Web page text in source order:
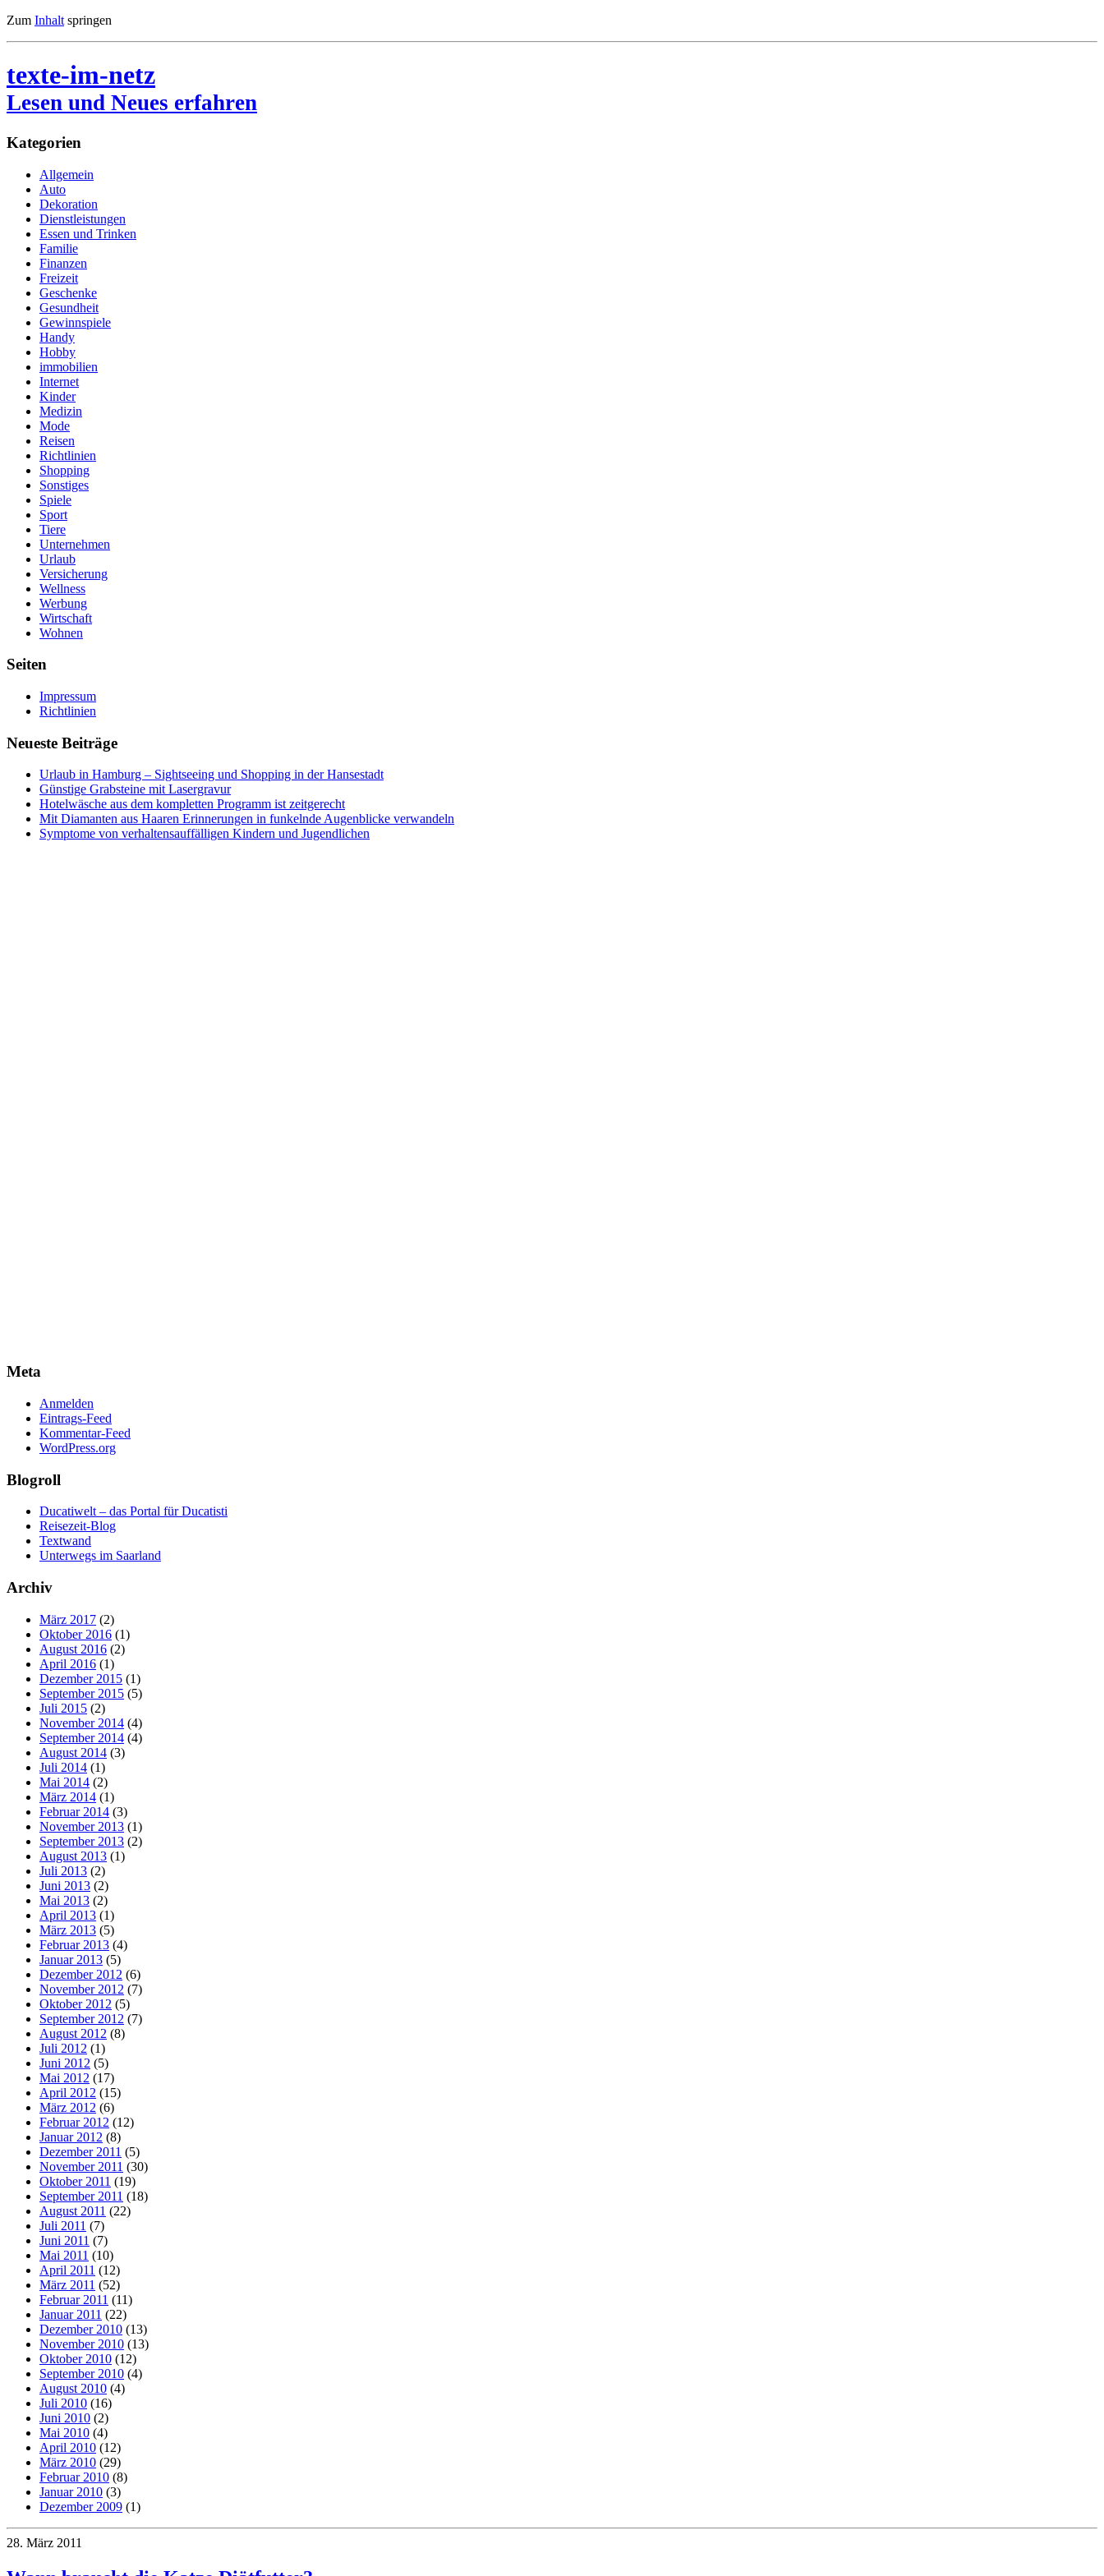
Zum Inhalt springen
texte-im-netz
Lesen und Neues erfahren
Kategorien
Allgemein
Auto
Dekoration
Dienstleistungen
Essen und Trinken
Familie
Finanzen
Freizeit
Geschenke
Gesundheit
Gewinnspiele
Handy
Hobby
immobilien
Internet
Kinder
Medizin
Mode
Reisen
Richtlinien
Shopping
Sonstiges
Spiele
Sport
Tiere
Unternehmen
Urlaub
Versicherung
Wellness
Werbung
Wirtschaft
Wohnen
Seiten
Impressum
Richtlinien
Neueste Beiträge
Urlaub in Hamburg – Sightseeing und Shopping in der Hansestadt
Günstige Grabsteine mit Lasergravur
Hotelwäsche aus dem kompletten Programm ist zeitgerecht
Mit Diamanten aus Haaren Erinnerungen in funkelnde Augenblicke verwandeln
Symptome von verhaltensauffälligen Kindern und Jugendlichen
Meta
Anmelden
Eintrags-Feed
Kommentar-Feed
WordPress.org
Blogroll
Ducatiwelt – das Portal für Ducatisti
Reisezeit-Blog
Textwand
Unterwegs im Saarland
Archiv
März 2017 (2)
Oktober 2016 (1)
August 2016 (2)
April 2016 (1)
Dezember 2015 (1)
September 2015 (5)
Juli 2015 (2)
November 2014 (4)
September 2014 (4)
August 2014 (3)
Juli 2014 (1)
Mai 2014 (2)
März 2014 (1)
Februar 2014 (3)
November 2013 (1)
September 2013 (2)
August 2013 (1)
Juli 2013 (2)
Juni 2013 (2)
Mai 2013 (2)
April 2013 (1)
März 2013 (5)
Februar 2013 (4)
Januar 2013 (5)
Dezember 2012 (6)
November 2012 (7)
Oktober 2012 (5)
September 2012 (7)
August 2012 (8)
Juli 2012 (1)
Juni 2012 (5)
Mai 2012 (17)
April 2012 (15)
März 2012 (6)
Februar 2012 (12)
Januar 2012 (8)
Dezember 2011 (5)
November 2011 (30)
Oktober 2011 (19)
September 2011 (18)
August 2011 (22)
Juli 2011 (7)
Juni 2011 (7)
Mai 2011 (10)
April 2011 (12)
März 2011 (52)
Februar 2011 (11)
Januar 2011 (22)
Dezember 2010 (13)
November 2010 (13)
Oktober 2010 (12)
September 2010 (4)
August 2010 (4)
Juli 2010 (16)
Juni 2010 (2)
Mai 2010 (4)
April 2010 (12)
März 2010 (29)
Februar 2010 (8)
Januar 2010 (3)
Dezember 2009 (1)
28. März 2011